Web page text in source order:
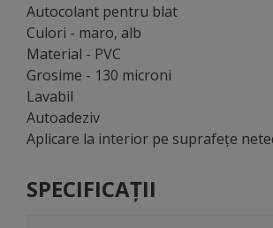
Autocolant pentru blat
Culori - maro, alb
Material - PVC
Grosime - 130 microni
Lavabil
Autoadeziv
Aplicare la interior pe suprafeţe
SPECIFICAȚII